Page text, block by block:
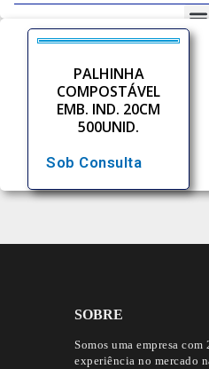
PALHINHA
COMPOSTÁVEL
EMB. IND. 20CM
500UNID.
Sob Consulta
SOBRE
Somos uma empresa com
experiência no mercado